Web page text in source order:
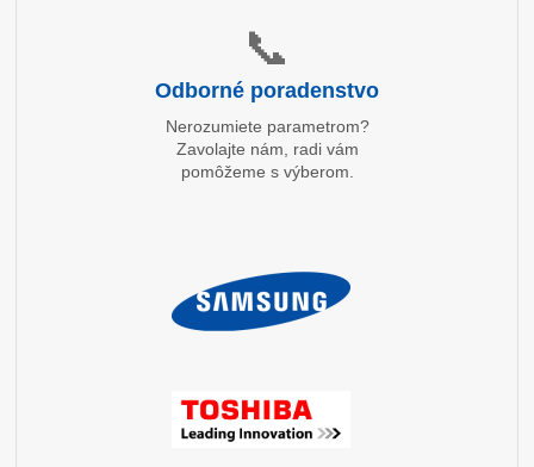
📞
Odborné poradenstvo
Nerozumiete parametrom?
Zavolajte nám, radi vám
pomôžeme s výberom.